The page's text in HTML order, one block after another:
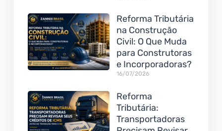
Reforma Tributária
na Construção
Civil: O Que Muda
para Construtoras
e Incorporadoras?
16/07/2026
Reforma
Tributária:
Transportadoras